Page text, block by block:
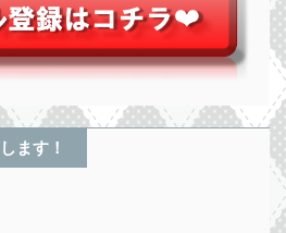
ます！